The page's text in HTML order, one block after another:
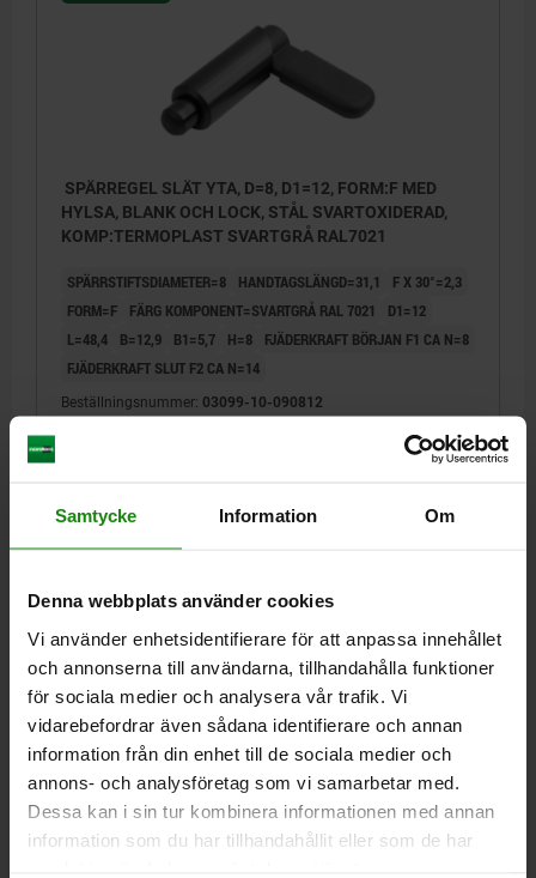
Samtycke Information Om
Denna webbplats använder cookies
Vi använder enhetsidentifierare för att anpassa innehållet
och annonserna till användarna, tillhandahålla funktioner
för sociala medier och analysera vår trafik. Vi
vidarebefordrar även sådana identifierare och annan
information från din enhet till de sociala medier och
annons- och analysföretag som vi samarbetar med.
Dessa kan i sin tur kombinera informationen med annan
information som du har tillhandahållit eller som de har
SPÄRREGEL SLÄT YTA, D=8, D1=12, FORM:F MED
HYLSA, BLANK OCH LOCK, STÅL SVARTOXIDERAD,
KOMP:TERMOPLAST SVARTGRÅ RAL7021
SPÄRRSTIFTSDIAMETER=8 HANDTAGSLÄNGD=31,1
F X 30°=2,3
FORM=F
FÄRG KOMPONENT=SVARTGRÅ RAL 7021
D1=12
L=48,4
B=12,9 B1=5,7 H=8
FJÄDERKRAFT BÖRJAN F1 CA N=8
FJÄDERKRAFT SLUT F2 CA N=14
Beställningsnummer: 03099-10-090812
HYLSA, BLANK OCH LOCK, STÅL SVARTOXIDERAD,
KOMP:TERMOPLAST SVARTGRÅ RAL7021